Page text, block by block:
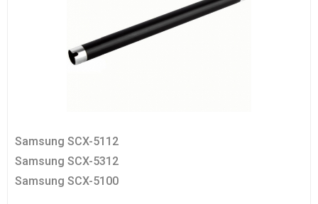
Samsung SCX-5112
Samsung SCX-5312
Samsung SCX-5100